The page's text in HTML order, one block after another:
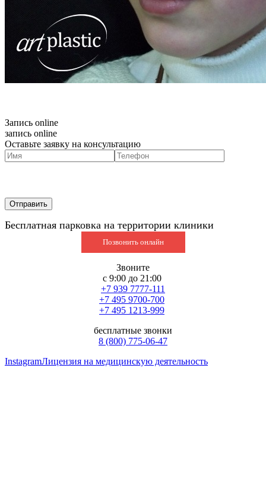
Запись online
запись online
Оставьте заявку на консультацию
Бесплатная парковка на территории клиники
Позвонить онлайн
Звоните
с 9:00 до 21:00
+7 939 7777-111
+7 495 9700-700
+7 495 1213-999
бесплатные звонки
8 (800) 775-06-47
InstagramЛицензия на медицинскую деятельность